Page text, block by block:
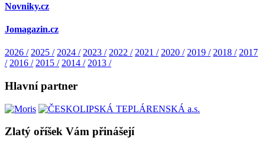
Novniky.cz
Jomagazin.cz
2026 / 2025 / 2024 / 2023 / 2022 / 2021 / 2020 / 2019 / 2018 / 2017
/ 2016 / 2015 / 2014 / 2013 /
Hlavní partner
Zlatý oříšek Vám přinášejí